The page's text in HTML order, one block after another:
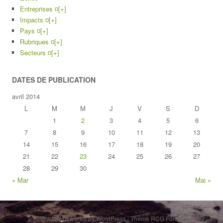
Entreprises ¤[+]
Impacts ¤[+]
Pays ¤[+]
Rubriques ¤[+]
Secteurs ¤[+]
DATES DE PUBLICATION
avril 2014
L
M M J V S
D
1
2 3 4 5
6
7
8 9 10 11 12
13
14
15 16 17 18 19
20
21
22 23 24 25 26
27
28
29
30
« Mar
Mai »
Proudly powered by WordPress|Theme RCG Forest